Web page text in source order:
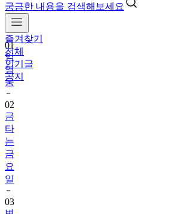
궁금한 내용을 검색해보세요
즐겨찾기
전체
인기글
공지
01
임
영
웅
02
금
타
는
금
요
일
03